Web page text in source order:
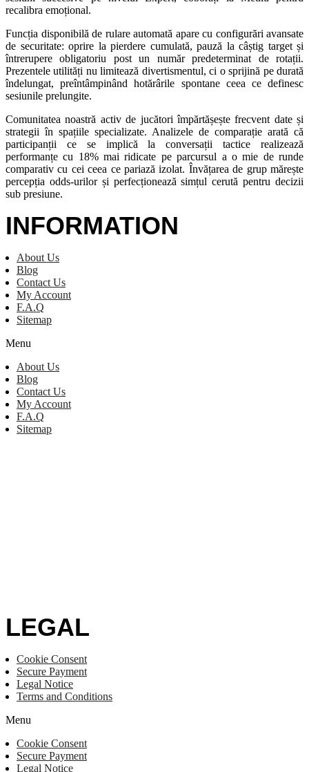
recalibra emoțional.
Funcția disponibilă de rulare automată apare cu configurări avansate
de securitate: oprire la pierdere cumulată, pauză la câștig target și
întrerupere obligatoriu post un număr predeterminat de rotații.
Prezentele utilități nu limitează divertismentul, ci o sprijină pe durată
îndelungat, preîntâmpinând hotărârile spontane ceea ce definesc
sesiunile prelungite.
Comunitatea noastră activ de jucători împărtășește frecvent date și
strategii în spațiile specializate. Analizele de comparație arată că
participanții ce se implică la conversații tactice realizează
performanțe cu 18% mai ridicate pe parcursul a o mie de runde
comparativ cu cei ceea ce pariază izolat. Învățarea de grup mărește
percepția odds-urilor și perfecționează simțul cerută pentru decizii
sub presiune.
INFORMATION
About Us
Blog
Contact Us
My Account
F.A.Q
Sitemap
Menu
About Us
Blog
Contact Us
My Account
F.A.Q
Sitemap
LEGAL
Cookie Consent
Secure Payment
Legal Notice
Terms and Conditions
Menu
Cookie Consent
Secure Payment
Legal Notice